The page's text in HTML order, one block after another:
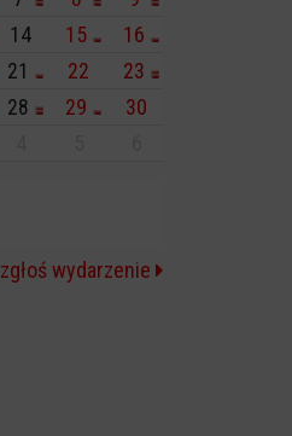
14 15
16
21 22
23
28 29
30
zgłoś wydarzenie